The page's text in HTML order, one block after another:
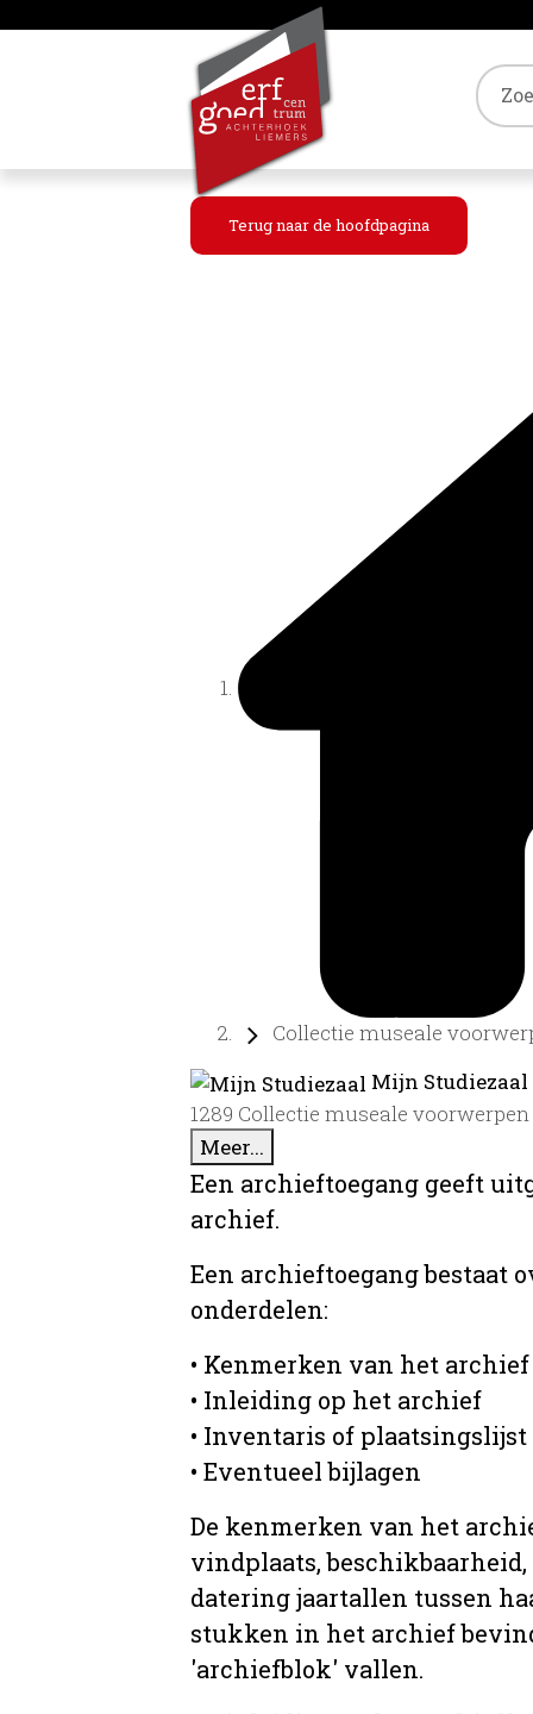
Terug naar de hoofdpagina
Collectie museale
Mijn
1289 Collectie museale voorwerpen
Meer...
Een archieftoegang geeft
archief.
Een archieftoegang bestaat
onderdelen:
• Kenmerken van het archief
• Inleiding op het archief
• Inventaris of plaatsingslijst
• Eventueel bijlagen
De kenmerken van het
vindplaats,
datering jaartallen tussen
stukken in het archief
'archiefblok' vallen.